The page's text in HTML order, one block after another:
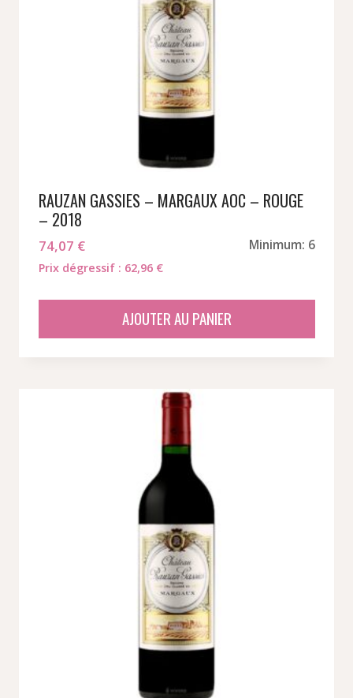
RAUZAN GASSIES – MARGAUX AOC – ROUGE
– 2018
74,07 € Minimum: 6
Prix dégressif : 62,96 €
AJOUTER AU PANIER